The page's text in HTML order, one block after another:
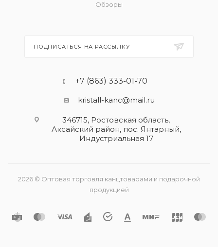
Обзоры
ПОДПИСАТЬСЯ НА РАССЫЛКУ
+7 (863) 333-01-70
kristall-kanc@mail.ru
346715, Ростовская область​,
Аксайский район, пос. Янтарный,
Индустриальная 17
2026 © Оптовая торговля канцтоварами и подарочной
продукцией